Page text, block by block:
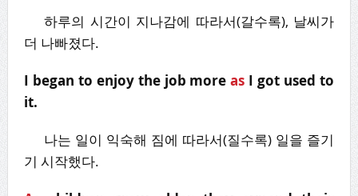
하루의 시간이 지나감에 따라서(갈수록), 날씨가
더 나빠졌다.
I began to enjoy the job moreas I got used to
it.
나는 일이 익숙해 짐에 따라서(질수록) 일을 즐기
기 시작했다.